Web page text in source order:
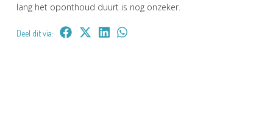
lang het oponthoud duurt is nog onzeker.
Deel dit via: